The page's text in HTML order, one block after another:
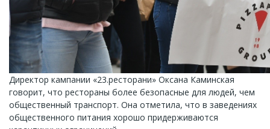
Директор кампании «23.ресторани» Оксана Каминская
говорит, что рестораны более безопасные для людей, чем
общественный транспорт. Она отметила, что в заведениях
общественного питания хорошо придерживаются